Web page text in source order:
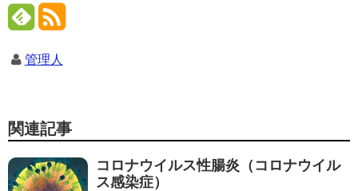
管理人
関連記事
コロナウイルス性腸炎（コロナウイル
ス感染症）